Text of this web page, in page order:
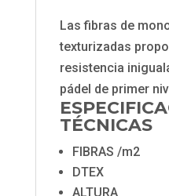
Las fibras de
texturizadas
resistencia
pádel de primer
TÉCNICAS
FIBRAS /
DTEX
ALTURA